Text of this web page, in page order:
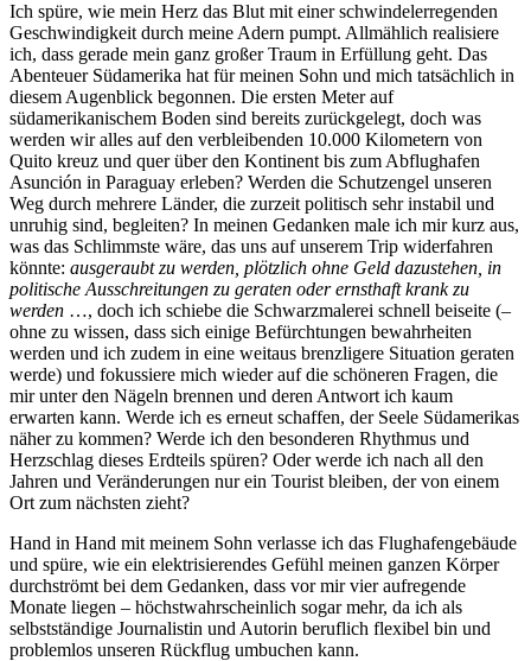
Ich spüre, wie mein Herz das Blut mit einer schwindelerregenden
Geschwindigkeit durch meine Adern pumpt. Allmählich realisiere
ich, dass gerade mein ganz großer Traum in Erfüllung geht. Das
Abenteuer Südamerika hat für meinen Sohn und mich tatsächlich in
diesem Augenblick begonnen. Die ersten Meter auf
südamerikanischem Boden sind bereits zurückgelegt, doch was
werden wir alles auf den verbleibenden 10.000 Kilometern von
Quito kreuz und quer über den Kontinent bis zum Abflughafen
Asunción in Paraguay erleben? Werden die Schutzengel unseren
Weg durch mehrere Länder, die zurzeit politisch sehr instabil und
unruhig sind, begleiten? In meinen Gedanken male ich mir kurz aus,
was das Schlimmste wäre, das uns auf unserem Trip widerfahren
könnte: ausgeraubt zu werden, plötzlich ohne Geld dazustehen, in
politische Ausschreitungen zu geraten oder ernsthaft krank zu
werden …, doch ich schiebe die Schwarzmalerei schnell beiseite (–
ohne zu wissen, dass sich einige Befürchtungen bewahrheiten
werden und ich zudem in eine weitaus brenzligere Situation geraten
werde) und fokussiere mich wieder auf die schöneren Fragen, die
mir unter den Nägeln brennen und deren Antwort ich kaum
erwarten kann. Werde ich es erneut schaffen, der Seele Südamerikas
näher zu kommen? Werde ich den besonderen Rhythmus und
Herzschlag dieses Erdteils spüren? Oder werde ich nach all den
Jahren und Veränderungen nur ein Tourist bleiben, der von einem
Ort zum nächsten zieht?
Hand in Hand mit meinem Sohn verlasse ich das Flughafengebäude
und spüre, wie ein elektrisierendes Gefühl meinen ganzen Körper
durchströmt bei dem Gedanken, dass vor mir vier aufregende
Monate liegen – höchstwahrscheinlich sogar mehr, da ich als
selbstständige Journalistin und Autorin beruflich flexibel bin und
problemlos unseren Rückflug umbuchen kann.